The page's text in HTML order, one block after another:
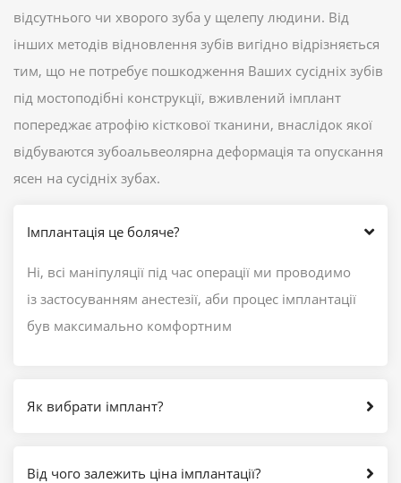
відсутнього чи хворого зуба у щелепу людини. Від
інших методів відновлення зубів вигідно відрізняється
тим, що не потребує пошкодження Ваших сусідніх зубів
під мостоподібні конструкції, вживлений імплант
попереджає атрофію кісткової тканини, внаслідок якої
відбуваются зубоальвеолярна деформація та опускання
ясен на сусідніх зубах.
Імплантація це боляче?
Ні, всі маніпуляції під час операції ми проводимо
із застосуванням анестезії, аби процес імплантації
був максимально комфортним
Як вибрати імплант?
Від чого залежить ціна імплантації?